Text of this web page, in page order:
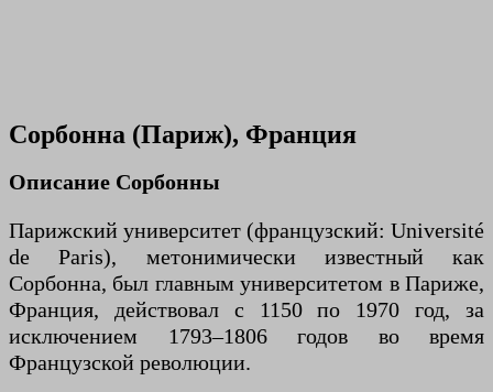
Сорбонна (Париж), Франция
Описание Сорбонны
Парижский университет (французский: Université
de Paris), метонимически известный как
Сорбонна, был главным университетом в Париже,
Франция, действовал с 1150 по 1970 год, за
исключением 1793–1806 годов во время
Французской революции.